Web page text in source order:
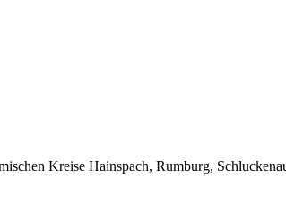
Kreise Hainspach, Rumburg,